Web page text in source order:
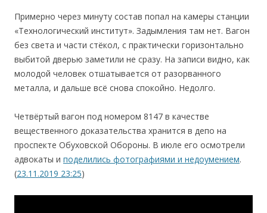
Примерно через минуту состав попал на камеры станции
«Технологический институт». Задымления там нет. Вагон
без света и части стёкол, с практически горизонтально
выбитой дверью заметили не сразу. На записи видно, как
молодой человек отшатывается от разорванного
металла, и дальше всё снова спокойно. Недолго.
Четвёртый вагон под номером 8147 в качестве
вещественного доказательства хранится в депо на
проспекте Обуховской Обороны. В июле его осмотрели
адвокаты и поделились фотографиями и недоумением.
(23.11.2019 23:25)